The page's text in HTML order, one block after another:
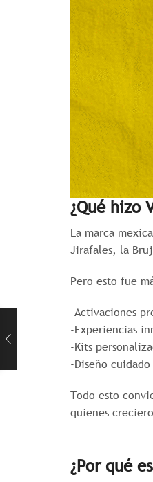
¿Qué hizo
La marca
Jirafales, la
Pero esto fue
-Activaciones
-Experiencias
-Kits
-Diseño
Todo esto
quienes
¿Por qué